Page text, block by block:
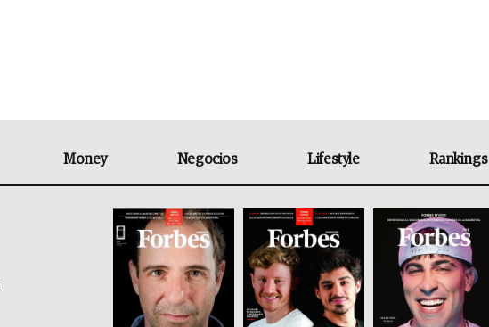
Money Negocios Lifestyle Rankings